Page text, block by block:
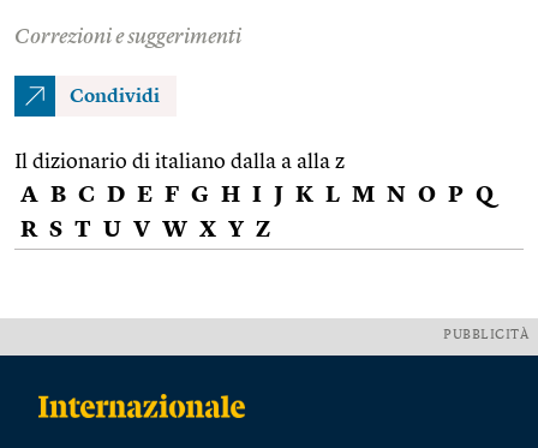
Correzioni e suggerimenti
Condividi
Il dizionario di italiano dalla a alla z
A B C D E F G H I J K L M N O P Q
R S T U V W X Y Z
PUBBLICITÀ